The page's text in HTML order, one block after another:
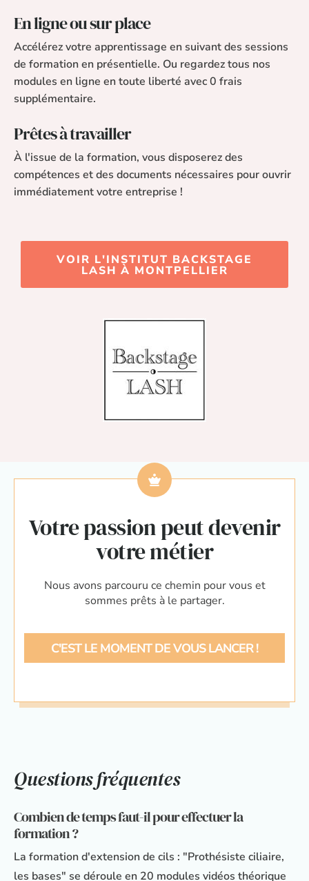
En ligne ou sur place
Accélérez votre apprentissage en suivant des sessions
de formation en présentielle. Ou regardez tous nos
modules en ligne en toute liberté avec 0 frais
supplémentaire.
Prêtes à travailler
À l'issue de la formation, vous disposerez des
compétences et des documents nécessaires pour ouvrir
immédiatement votre entreprise !
VOIR L'INSTITUT BACKSTAGE
LASH À MONTPELLIER
Votre passion peut devenir
votre métier
Nous avons parcouru ce chemin pour vous et
sommes prêts à le partager.
C'EST LE MOMENT DE VOUS LANCER !
Questions fréquentes
Combien de temps faut-il pour effectuer la
formation ?
La formation d'extension de cils : "Prothésiste ciliaire,
les bases" se déroule en 20 modules vidéos théorique